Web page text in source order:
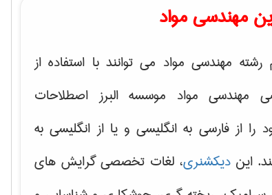
مهندسی مواد
مهندسی مواد می توانند با استفاده از
مهندسی مواد موسسه البرز اصطلاحات
از فارسی به انگلیسی و یا از انگلیسی به
ایندیکشنری، لغات تخصصی گرایش های